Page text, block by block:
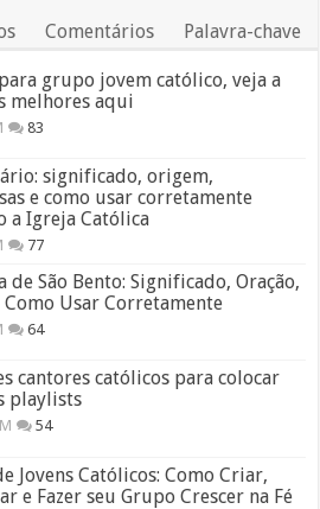
Comentários Palavra-chave
grupo jovem católico, veja a
melhores aqui
83
significado, origem,
e como usar corretamente
a Igreja Católica
77
de São Bento: Significado, Oração,
Como Usar Corretamente
64
cantores católicos para colocar
playlists
54
Jovens Católicos: Como Criar,
e Fazer seu Grupo Crescer na Fé